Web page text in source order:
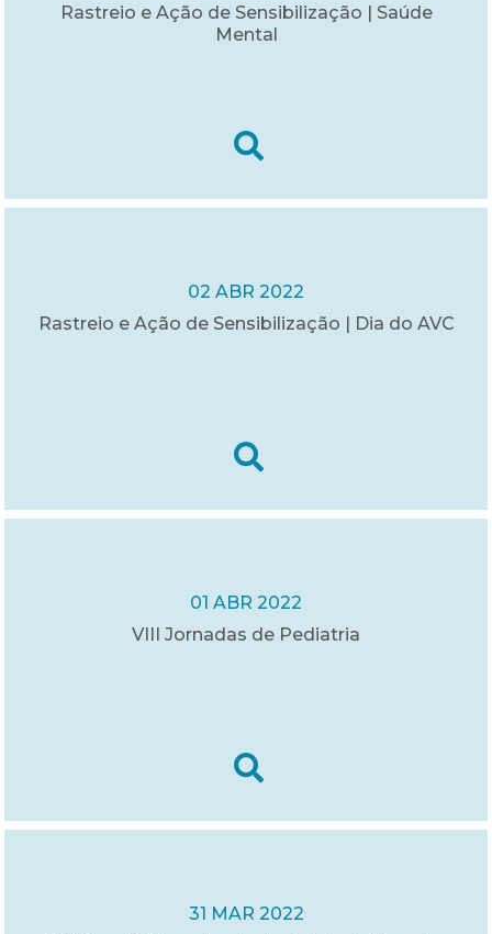
Rastreio e Ação de Sensibilização | Saúde
Mental
02 ABR 2022
Rastreio e Ação de Sensibilização | Dia do AVC
01 ABR 2022
VIII Jornadas de Pediatria
31 MAR 2022